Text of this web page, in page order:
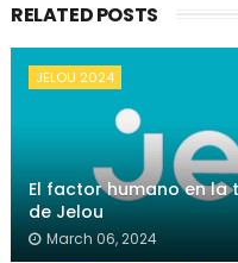
RELATED POSTS
JELOU 2024
El factor humano en la
de Jelou
March 06, 2024